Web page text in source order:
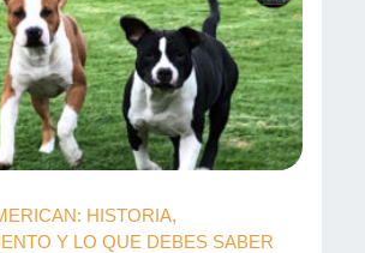
HISTORIA,
Y LO QUE DEBES SABER